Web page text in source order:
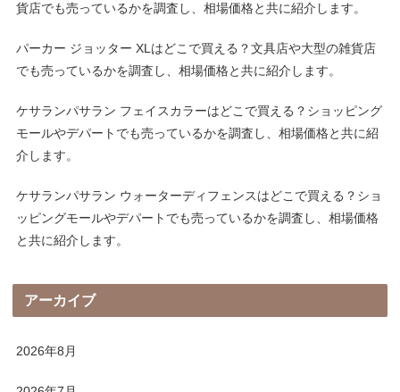
貨店でも売っているかを調査し、相場価格と共に紹介します。
パーカー ジョッター XLはどこで買える？文具店や大型の雑貨店
でも売っているかを調査し、相場価格と共に紹介します。
ケサランパサラン フェイスカラーはどこで買える？ショッピング
モールやデパートでも売っているかを調査し、相場価格と共に紹
介します。
ケサランパサラン ウォーターディフェンスはどこで買える？ショ
ッピングモールやデパートでも売っているかを調査し、相場価格
と共に紹介します。
アーカイブ
2026年8月